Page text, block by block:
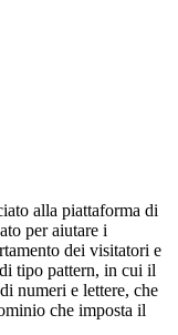
alla piattaforma di
per aiutare i
dei visitatori e
tipo pattern, in cui il
numeri e lettere, che
che imposta il